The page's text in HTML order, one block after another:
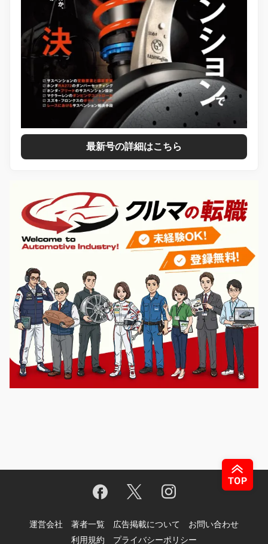
最新号の詳細はこちら
運営会社 著者一覧 広告掲載について
お問い合わせ
利用規約
プライバシーポリシー